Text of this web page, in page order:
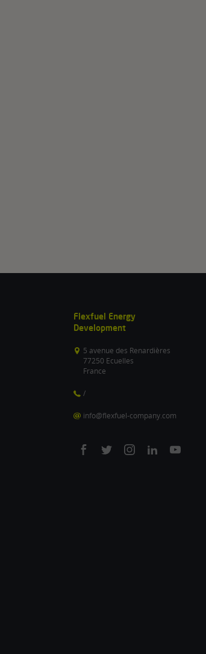
Flexfuel Energy
Development
5 avenue des Renardières
77250 Ecuelles
France
/
info@flexfuel-company.com
On
On
On
On
On